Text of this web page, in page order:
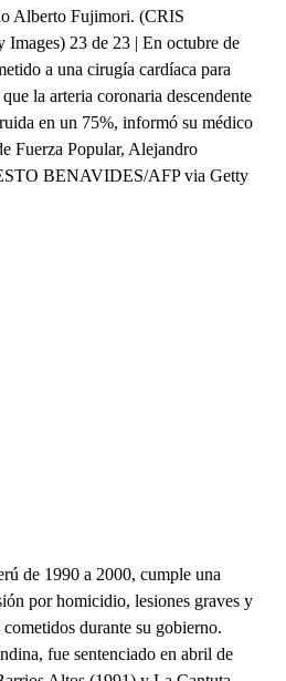
de 1990 a 2000, cumple una
por homicidio, lesiones graves y
durante su gobierno.
fue sentenciado en abril de